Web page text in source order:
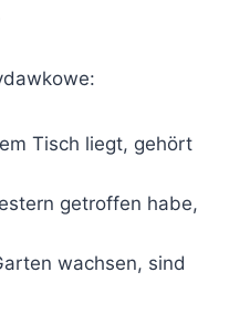
Tisch liegt, gehört
getroffen habe,
wachsen, sind